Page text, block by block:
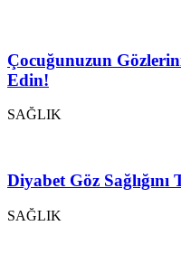
Çocuğunuzun
Edin!
SAĞLIK
Diyabet Göz
SAĞLIK